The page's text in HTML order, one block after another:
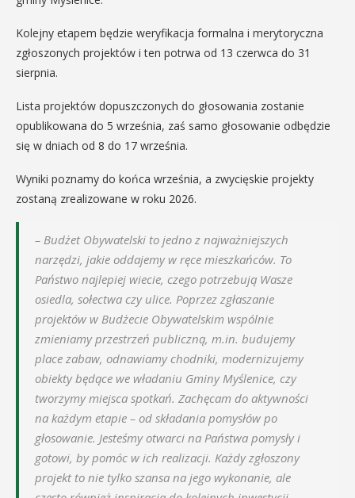
Kolejny etapem będzie weryfikacja formalna i merytoryczna
zgłoszonych projektów i ten potrwa od 13 czerwca do 31
sierpnia.
Lista projektów dopuszczonych do głosowania zostanie
opublikowana do 5 września, zaś samo głosowanie odbędzie
się w dniach od 8 do 17 września.
Wyniki poznamy do końca września, a zwycięskie projekty
zostaną zrealizowane w roku 2026.
– Budżet Obywatelski to jedno z najważniejszych
narzędzi, jakie oddajemy w ręce mieszkańców. To
Państwo najlepiej wiecie, czego potrzebują Wasze
osiedla, sołectwa czy ulice. Poprzez zgłaszanie
projektów w Budżecie Obywatelskim wspólnie
zmieniamy przestrzeń publiczną, m.in. budujemy
place zabaw, odnawiamy chodniki, modernizujemy
obiekty będące we władaniu Gminy Myślenice, czy
tworzymy miejsca spotkań. Zachęcam do aktywności
na każdym etapie – od składania pomysłów po
głosowanie. Jesteśmy otwarci na Państwa pomysły i
gotowi, by pomóc w ich realizacji. Każdy zgłoszony
projekt to nie tylko szansa na jego wykonanie, ale